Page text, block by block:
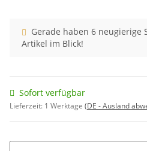
Gerade haben 6 neugierige
Artikel im Blick!
Sofort verfügbar
Lieferzeit: 1 Werktage (DE - Ausland